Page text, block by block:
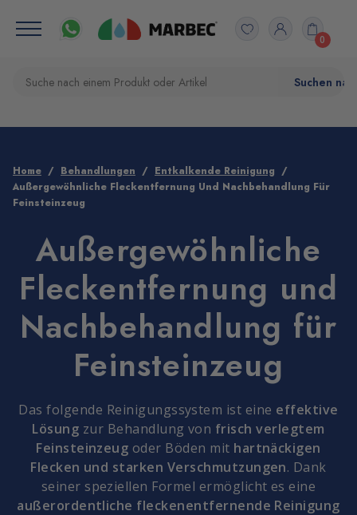
0
Home Behandlungen
Entkalkende Reinigung
Außergewöhnliche Fleckentfernung Und Nachbehandlung Für
Feinsteinzeug
Außergewöhnliche
Fleckentfernung und
Nachbehandlung für
Feinsteinzeug
Das folgende Reinigungssystem ist eine effektive
Lösung zur Behandlung von frisch verlegtem
Feinsteinzeug oder Böden mit hartnäckigen
Flecken und starken Verschmutzungen. Dank
seiner speziellen Formel ermöglicht es eine
außerordentliche fleckenentfernende Reinigung